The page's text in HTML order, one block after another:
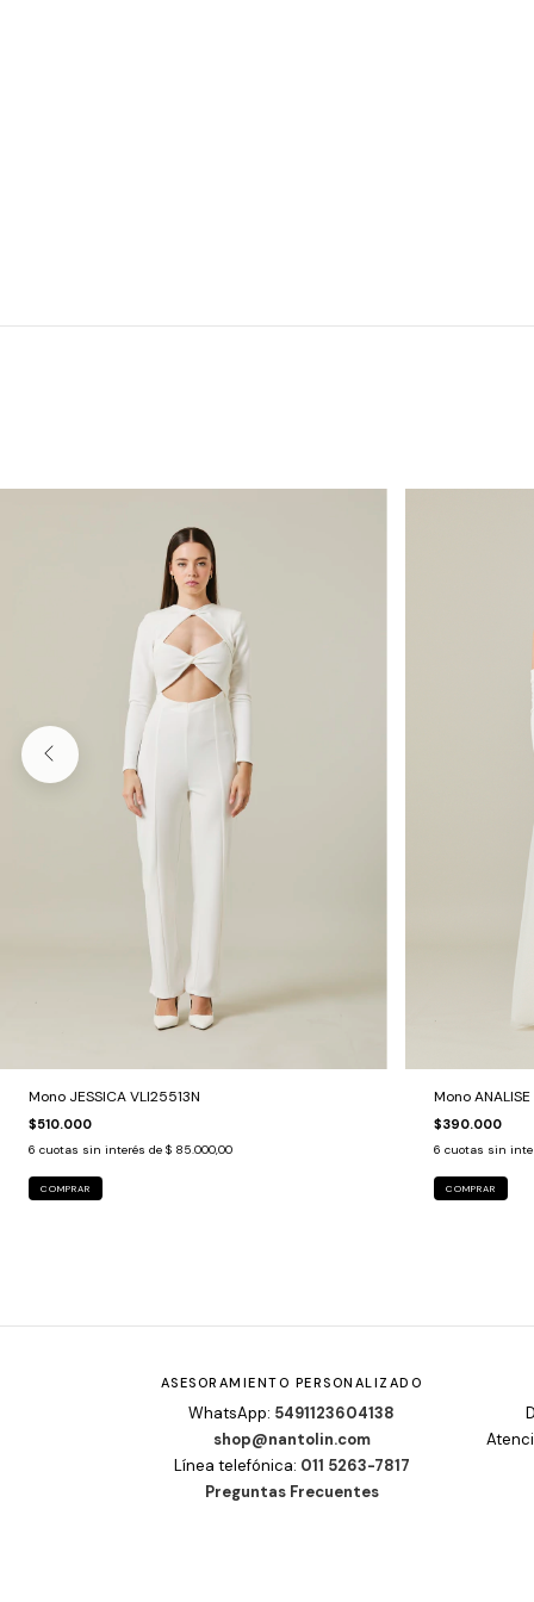
Mono JESSICA VLI25513N
$510.000
6 cuotas sin interés de $ 85.000,00
COMPRAR
Mono
$390.000
6 cuotas sin
COMPRAR
ASESORAMIENTO PERSONALIZADO
WhatsApp: 5491123604138
shop@nantolin.com
Línea telefónica: 011 5263-7817
Preguntas Frecuentes